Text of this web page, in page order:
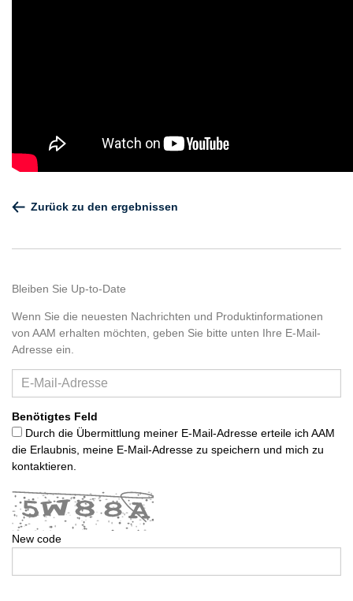
Zurück zu den ergebnissen
Bleiben Sie Up-to-Date
Wenn Sie die neuesten Nachrichten und Produktinformationen
von AAM erhalten möchten, geben Sie bitte unten Ihre E-Mail-
Adresse ein.
Benötigtes Feld
Durch die Übermittlung meiner E-Mail-Adresse erteile ich AAM
die Erlaubnis, meine E-Mail-Adresse zu speichern und mich zu
kontaktieren.
New code